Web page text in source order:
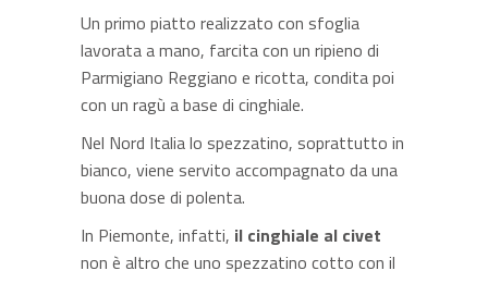
Un primo piatto realizzato con sfoglia
lavorata a mano, farcita con un ripieno di
Parmigiano Reggiano e ricotta, condita poi
con un ragù a base di cinghiale.
Nel Nord Italia lo spezzatino, soprattutto in
bianco, viene servito accompagnato da una
buona dose di polenta.
In Piemonte, infatti, il cinghiale al civet
non è altro che uno spezzatino cotto con il